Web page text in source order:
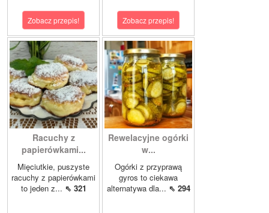
Zobacz przepis! Zobacz przepis!
Racuchy z
papierówkami...
Mięciutkie, puszyste
racuchy z papierówkami
to jeden z... ⇖ 321
Rewelacyjne ogórki
w...
Ogórki z przyprawą
gyros to ciekawa
alternatywa dla... ⇖ 294